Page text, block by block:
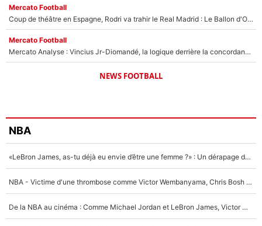
Mercato Football
Coup de théâtre en Espagne, Rodri va trahir le Real Madrid : Le Ballon d'Or a choisi de signer au FC Barcelone !
Mercato Football
Mercato Analyse : Vincius Jr-Diomandé, la logique derrière la concordance des temps
NEWS FOOTBALL
NBA
«LeBron James, as-tu déjà eu envie d’être une femme ?» : Un dérapage de Donald Trump sur la superstar de la NBA refait surface
NBA - Victime d'une thrombose comme Victor Wembanyama, Chris Bosh prévient le Français des risques sur sa santé : «J’ai failli mourir sur le coup et j’ai été ramené à la vie»
De la NBA au cinéma : Comme Michael Jordan et LeBron James, Victor Wembanyama rêve d'une carrière d'acteur !